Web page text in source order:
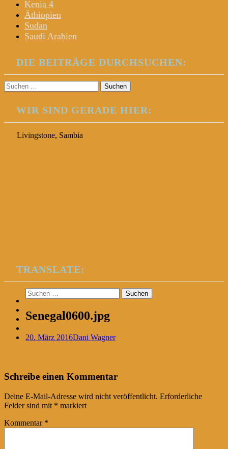
Kenia 4
Äthiopien
Sudan
Saudi Arabien
DIE BEITRÄGE DURCHSUCHEN:
Suchen
nach:
WIR SIND GERADE HIER:
Livingstone, Sambia
TRANSLATE:
Suchen
nach:
Senegal0600.jpg
20. März 2016Dani Wagner
Post
navigation
←
Schreibe einen Kommentar
Deine E-Mail-Adresse wird nicht veröffentlicht. Erforderliche
Felder sind mit * markiert
Kommentar *